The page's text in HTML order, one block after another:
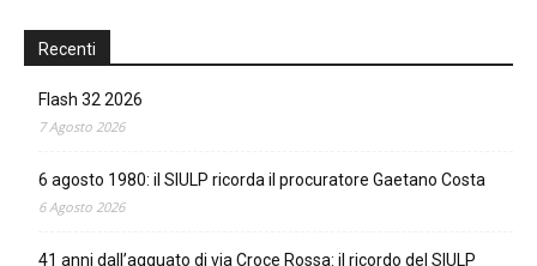
Recenti
Flash 32 2026
7 Agosto 2026
6 agosto 1980: il SIULP ricorda il procuratore Gaetano Costa
6 Agosto 2026
41 anni dall’agguato di via Croce Rossa: il ricordo del SIULP